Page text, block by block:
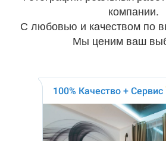
компании.
С любовью и качеством по
Мы ценим ваш